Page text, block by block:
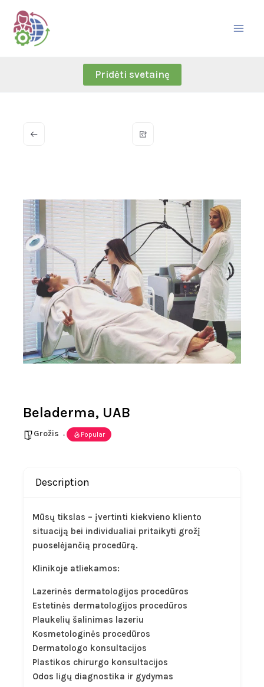
Skip
content
Pridėti svetainę
Beladerma, UAB
Grožis Popular
Description
Mūsų tikslas – įvertinti kiekvieno kliento
situaciją bei individualiai pritaikyti grožį
puoselėjančią procedūrą.
Klinikoje atliekamos:
Lazerinės dermatologijos procedūros
Estetinės dermatologijos procedūros
Plaukelių šalinimas lazeriu
Kosmetologinės procedūros
Dermatologo konsultacijos
Plastikos chirurgo konsultacijos
Odos ligų diagnostika ir gydymas